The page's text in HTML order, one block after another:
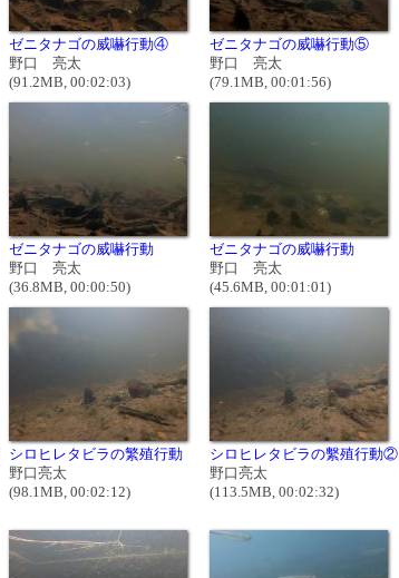
ゼニタナゴの威嚇行動④
野口 亮太
(91.2MB, 00:02:03)
ゼニタナゴの威嚇行動⑤
野口 亮太
(79.1MB, 00:01:56)
ゼニタナゴの威嚇行動
野口 亮太
(36.8MB, 00:00:50)
ゼニタナゴの威嚇行動
野口 亮太
(45.6MB, 00:01:01)
シロヒレタビラの繁殖行動
野口亮太
(98.1MB, 00:02:12)
シロヒレタビラの繫殖行動②
野口亮太
(113.5MB, 00:02:32)